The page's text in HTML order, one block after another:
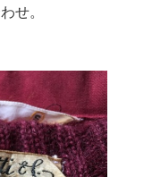
せ。